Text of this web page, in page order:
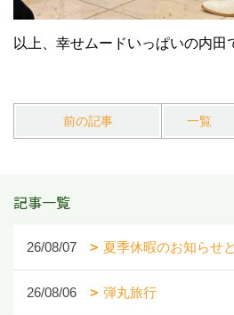
以上、幸せムードいっぱいの内田
前の記事 一覧
記事一覧
26/08/07 夏季休暇のお知らせ
26/08/06 弾丸旅行